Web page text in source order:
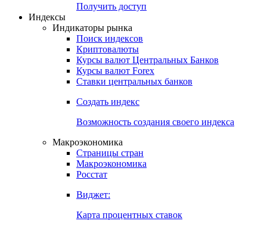
Получить доступ
Индексы
Индикаторы рынка
Поиск индексов
Криптовалюты
Курсы валют Центральных Банков
Курсы валют Forex
Ставки центральных банков
Создать индекс
Возможность создания своего индекса
Макроэкономика
Страницы стран
Макроэкономика
Росстат
Виджет:
Карта процентных ставок